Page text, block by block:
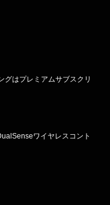
グはプレミアムサブスクリ
ワイヤレスコント